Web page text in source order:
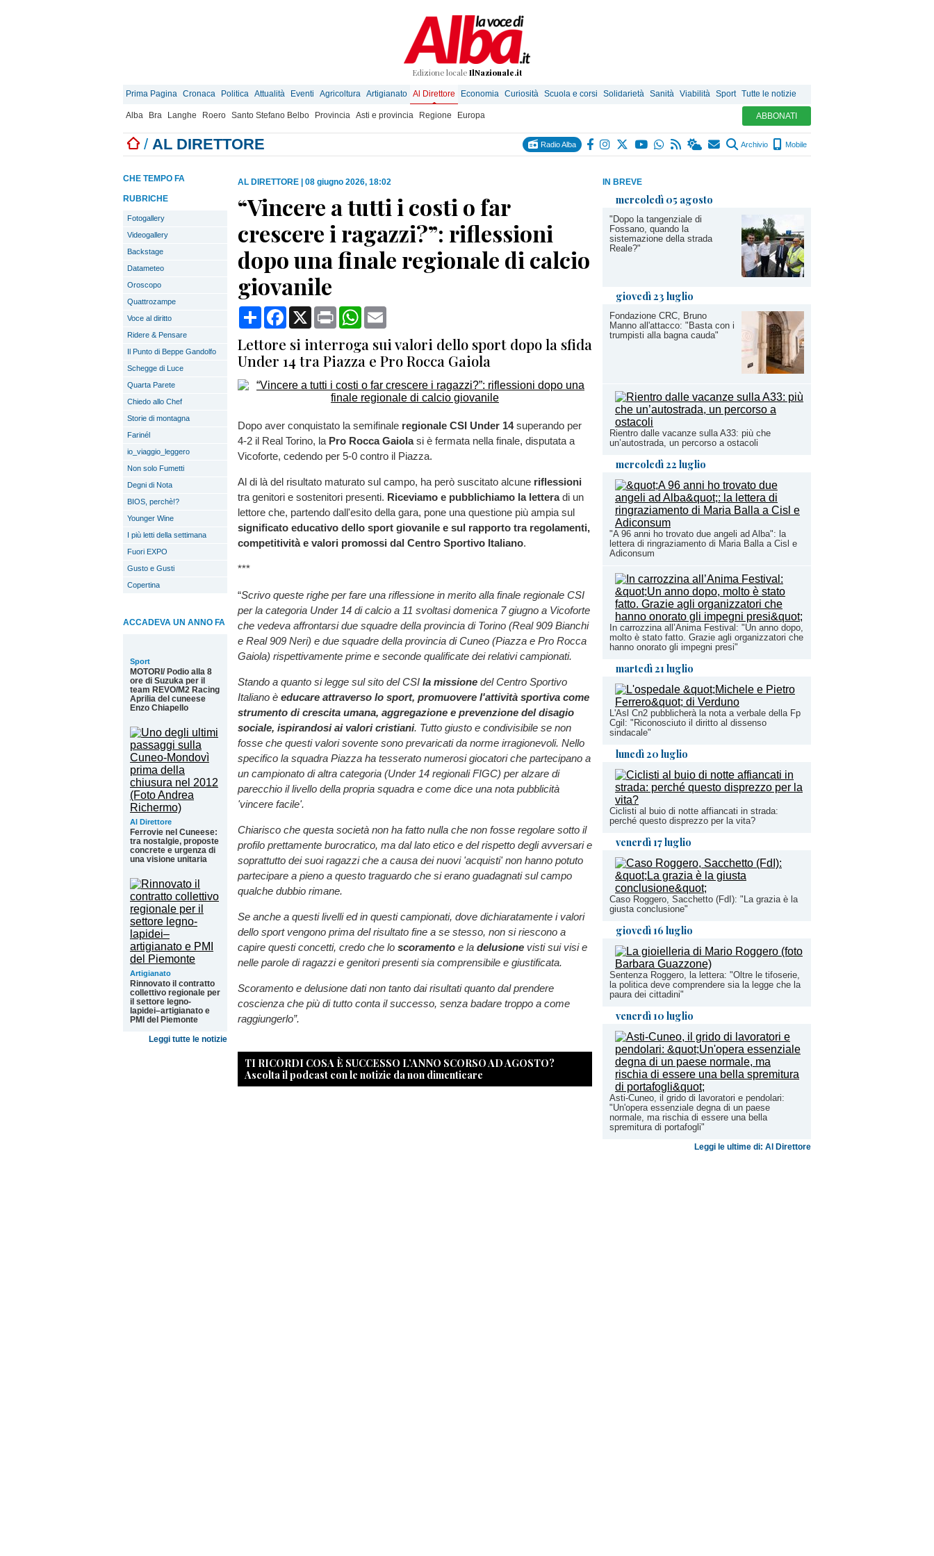
Edizione locale IlNazionale.it
Prima Pagina Cronaca Politica Attualità Eventi Agricoltura Artigianato Al Direttore Economia Curiosità Scuola e corsi Solidarietà Sanità Viabilità Sport Tutte le notizie
Alba Bra Langhe Roero Santo Stefano Belbo Provincia Asti e provincia Regione Europa ABBONATI
/ AL DIRETTORE Radio Alba Archivio Mobile
IN BREVE
mercoledì 05 agosto
"Dopo la tangenziale di
Fossano, quando la
sistemazione della strada
Reale?"
giovedì 23 luglio
Fondazione CRC, Bruno
Manno all'attacco: "Basta con i
trumpisti alla bagna cauda"
Rientro dalle vacanze sulla A33: più che
un’autostrada, un percorso a ostacoli
mercoledì 22 luglio
"A 96 anni ho trovato due angeli ad Alba": la
lettera di ringraziamento di Maria Balla a Cisl e
Adiconsum
In carrozzina all’Anima Festival: "Un anno dopo,
molto è stato fatto. Grazie agli organizzatori che
hanno onorato gli impegni presi"
martedì 21 luglio
L'Asl Cn2 pubblicherà la nota a verbale della Fp
Cgil: "Riconosciuto il diritto al dissenso
sindacale"
lunedì 20 luglio
Ciclisti al buio di notte affiancati in strada:
perché questo disprezzo per la vita?
venerdì 17 luglio
Caso Roggero, Sacchetto (FdI): "La grazia è la
giusta conclusione"
giovedì 16 luglio
Sentenza Roggero, la lettera: "Oltre le tifoserie,
la politica deve comprendere sia la legge che la
paura dei cittadini"
venerdì 10 luglio
Asti-Cuneo, il grido di lavoratori e pendolari:
"Un'opera essenziale degna di un paese
normale, ma rischia di essere una bella
spremitura di portafogli"
Leggi le ultime di: Al Direttore
CHE TEMPO FA
RUBRICHE
Fotogallery
Videogallery
Backstage
Datameteo
Oroscopo
Quattrozampe
Voce al diritto
Ridere & Pensare
Il Punto di Beppe Gandolfo
Schegge di Luce
Quarta Parete
Chiedo allo Chef
Storie di montagna
Farinél
io_viaggio_leggero
Non solo Fumetti
Degni di Nota
BIOS, perchè!?
Younger Wine
I più letti della settimana
Fuori EXPO
Gusto e Gusti
Copertina
ACCADEVA UN ANNO FA
Sport
MOTORI/ Podio alla 8
ore di Suzuka per il
team REVO/M2 Racing
Aprilia del cuneese
Enzo Chiapello
Al Direttore
Ferrovie nel Cuneese:
tra nostalgie, proposte
concrete e urgenza di
una visione unitaria
Artigianato
Rinnovato il contratto
collettivo regionale per
il settore legno-
lapidei–artigianato e
PMI del Piemonte
Leggi tutte le notizie
AL DIRETTORE 08 giugno 2026, 18:02
“Vincere a tutti i costi o far
crescere i ragazzi?”: riflessioni
dopo una finale regionale di calcio
giovanile
CondividiFacebook
X Print WhatsApp
Lettore si interroga sui valori dello sport dopo la sfida
Under 14 tra Piazza e Pro Rocca Gaiola
Dopo aver conquistato la semifinale regionale CSI Under 14superando per
4-2 il Real Torino, la Pro Rocca Gaiolasi è fermata nella finale, disputata a
Vicoforte, cedendo per 5-0 contro il Piazza.
Al di là del risultato maturato sul campo, ha però suscitato alcune riflessioni
tra genitori e sostenitori presenti. Riceviamo e pubblichiamo la letteradi un
lettore che, partendo dall'esito della gara, pone una questione più ampia sul
significato educativo dello sport giovanile e sul rapporto tra regolamenti,
competitività e valori promossi dal Centro Sportivo Italiano.
***
“Scrivo queste righe per fare una riflessione in merito alla finale regionale CSI
per la categoria Under 14 di calcio a 11 svoltasi domenica 7 giugno a Vicoforte
che vedeva affrontarsi due squadre della provincia di Torino (Real 909 Bianchi
e Real 909 Neri) e due squadre della provincia di Cuneo (Piazza e Pro Rocca
Gaiola) rispettivamente prime e seconde qualificate dei relativi campionati.
Stando a quanto si legge sul sito del CSI la missione del Centro Sportivo
Italiano è educare attraverso lo sport, promuovere l'attività sportiva come
strumento di crescita umana, aggregazione e prevenzione del disagio
sociale, ispirandosi ai valori cristiani. Tutto giusto e condivisibile se non
fosse che questi valori sovente sono prevaricati da norme irragionevoli. Nello
specifico la squadra Piazza ha tesserato numerosi giocatori che partecipano a
un campionato di altra categoria (Under 14 regionali FIGC) per alzare di
parecchio il livello della propria squadra e come dice una nota pubblicità
'vincere facile'.
Chiarisco che questa società non ha fatto nulla che non fosse regolare sotto il
profilo prettamente burocratico, ma dal lato etico e del rispetto degli avversari e
soprattutto dei suoi ragazzi che a causa dei nuovi 'acquisti' non hanno potuto
partecipare a pieno a questo traguardo che si erano guadagnati sul campo
qualche dubbio rimane.
Se anche a questi livelli ed in questi campionati, dove dichiaratamente i valori
dello sport vengono prima del risultato fine a se stesso, non si riescono a
capire questi concetti, credo che lo scoramento e la delusione visti sui visi e
nelle parole di ragazzi e genitori presenti sia comprensibile e giustificata.
Scoramento e delusione dati non tanto dai risultati quanto dal prendere
coscienza che più di tutto conta il successo, senza badare troppo a come
raggiungerlo”.
TI RICORDI COSA È SUCCESSO L’ANNO SCORSO AD AGOSTO?
Ascolta il podcast con le notizie da non dimenticare